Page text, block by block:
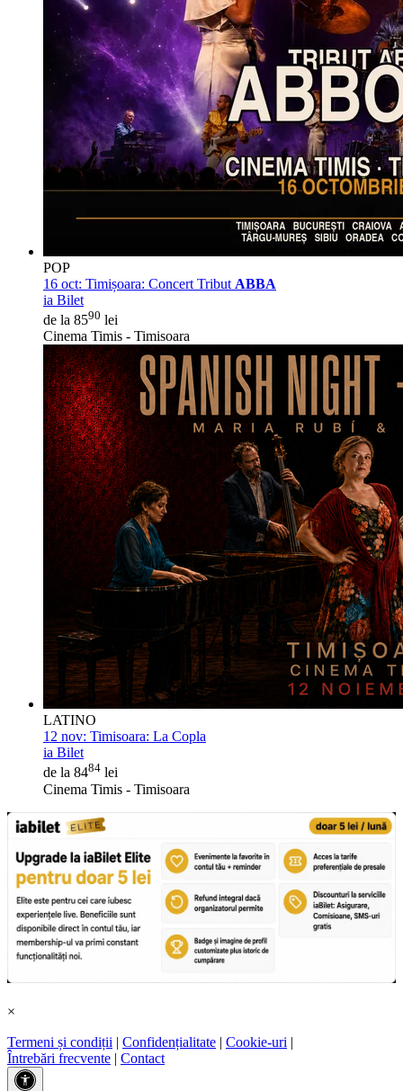
POP
16 oct: Timișoara: Concert Tribut ABBA
ia Bilet
de la 8590 lei
Cinema Timis - Timisoara
LATINO
12 nov: Timisoara: La Copla
ia Bilet
de la 8484 lei
Cinema Timis - Timisoara
×
Termeni și condiții | Confidențialitate | Cookie-uri |
Întrebări frecvente | Contact